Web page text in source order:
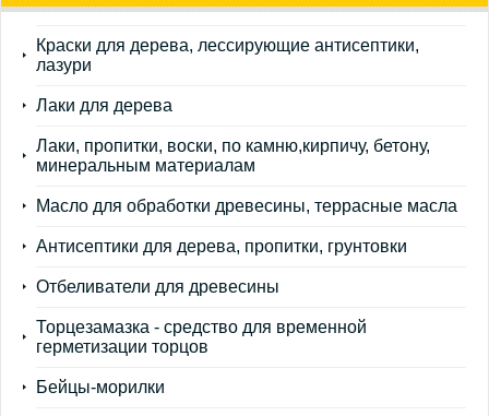
Краски для дерева, лессирующие антисептики,
лазури
Лаки для дерева
Лаки, пропитки, воски, по камню,кирпичу, бетону,
минеральным материалам
Масло для обработки древесины, террасные масла
Антисептики для дерева, пропитки, грунтовки
Отбеливатели для древесины
Торцезамазка - средство для временной
герметизации торцов
Бейцы-морилки